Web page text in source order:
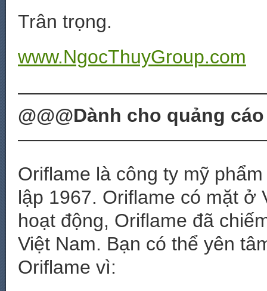
Trân trọng.
www.NgocThuyGroup.com
@@@Dành cho quảng cáo
Oriflame là công ty mỹ
lập 1967. Oriflame có mặt ở
hoạt động, Oriflame đã
Việt Nam. Bạn có thể yên
Oriflame vì: